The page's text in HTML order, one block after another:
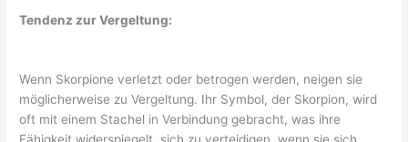
Tendenz zur Vergeltung:
Wenn Skorpione verletzt oder betrogen werden, neigen sie
möglicherweise zu Vergeltung. Ihr Symbol, der Skorpion, wird
oft mit einem Stachel in Verbindung gebracht, was ihre